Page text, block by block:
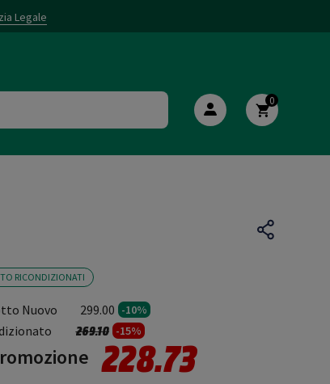
Legale
0
RICONDIZIONATI
Nuovo 299.00 -10%
Prezzo ridotto da
269.10a-15%
228.73